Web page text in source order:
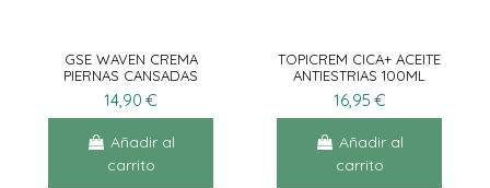
GSE WAVEN CREMA
PIERNAS CANSADAS
100ML
14,90 €
Añadir al
carrito
TOPICREM CICA+ ACEITE
ANTIESTRIAS 100ML
16,95 €
Añadir al
carrito